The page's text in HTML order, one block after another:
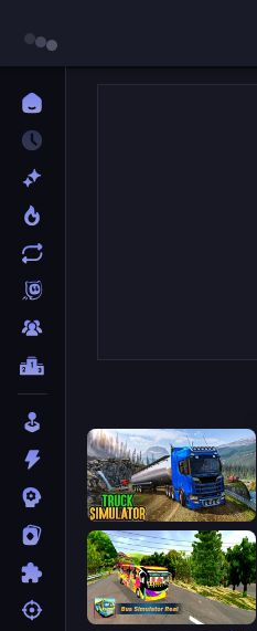
Truck Driving Simulator Game
Bus Simulator Real